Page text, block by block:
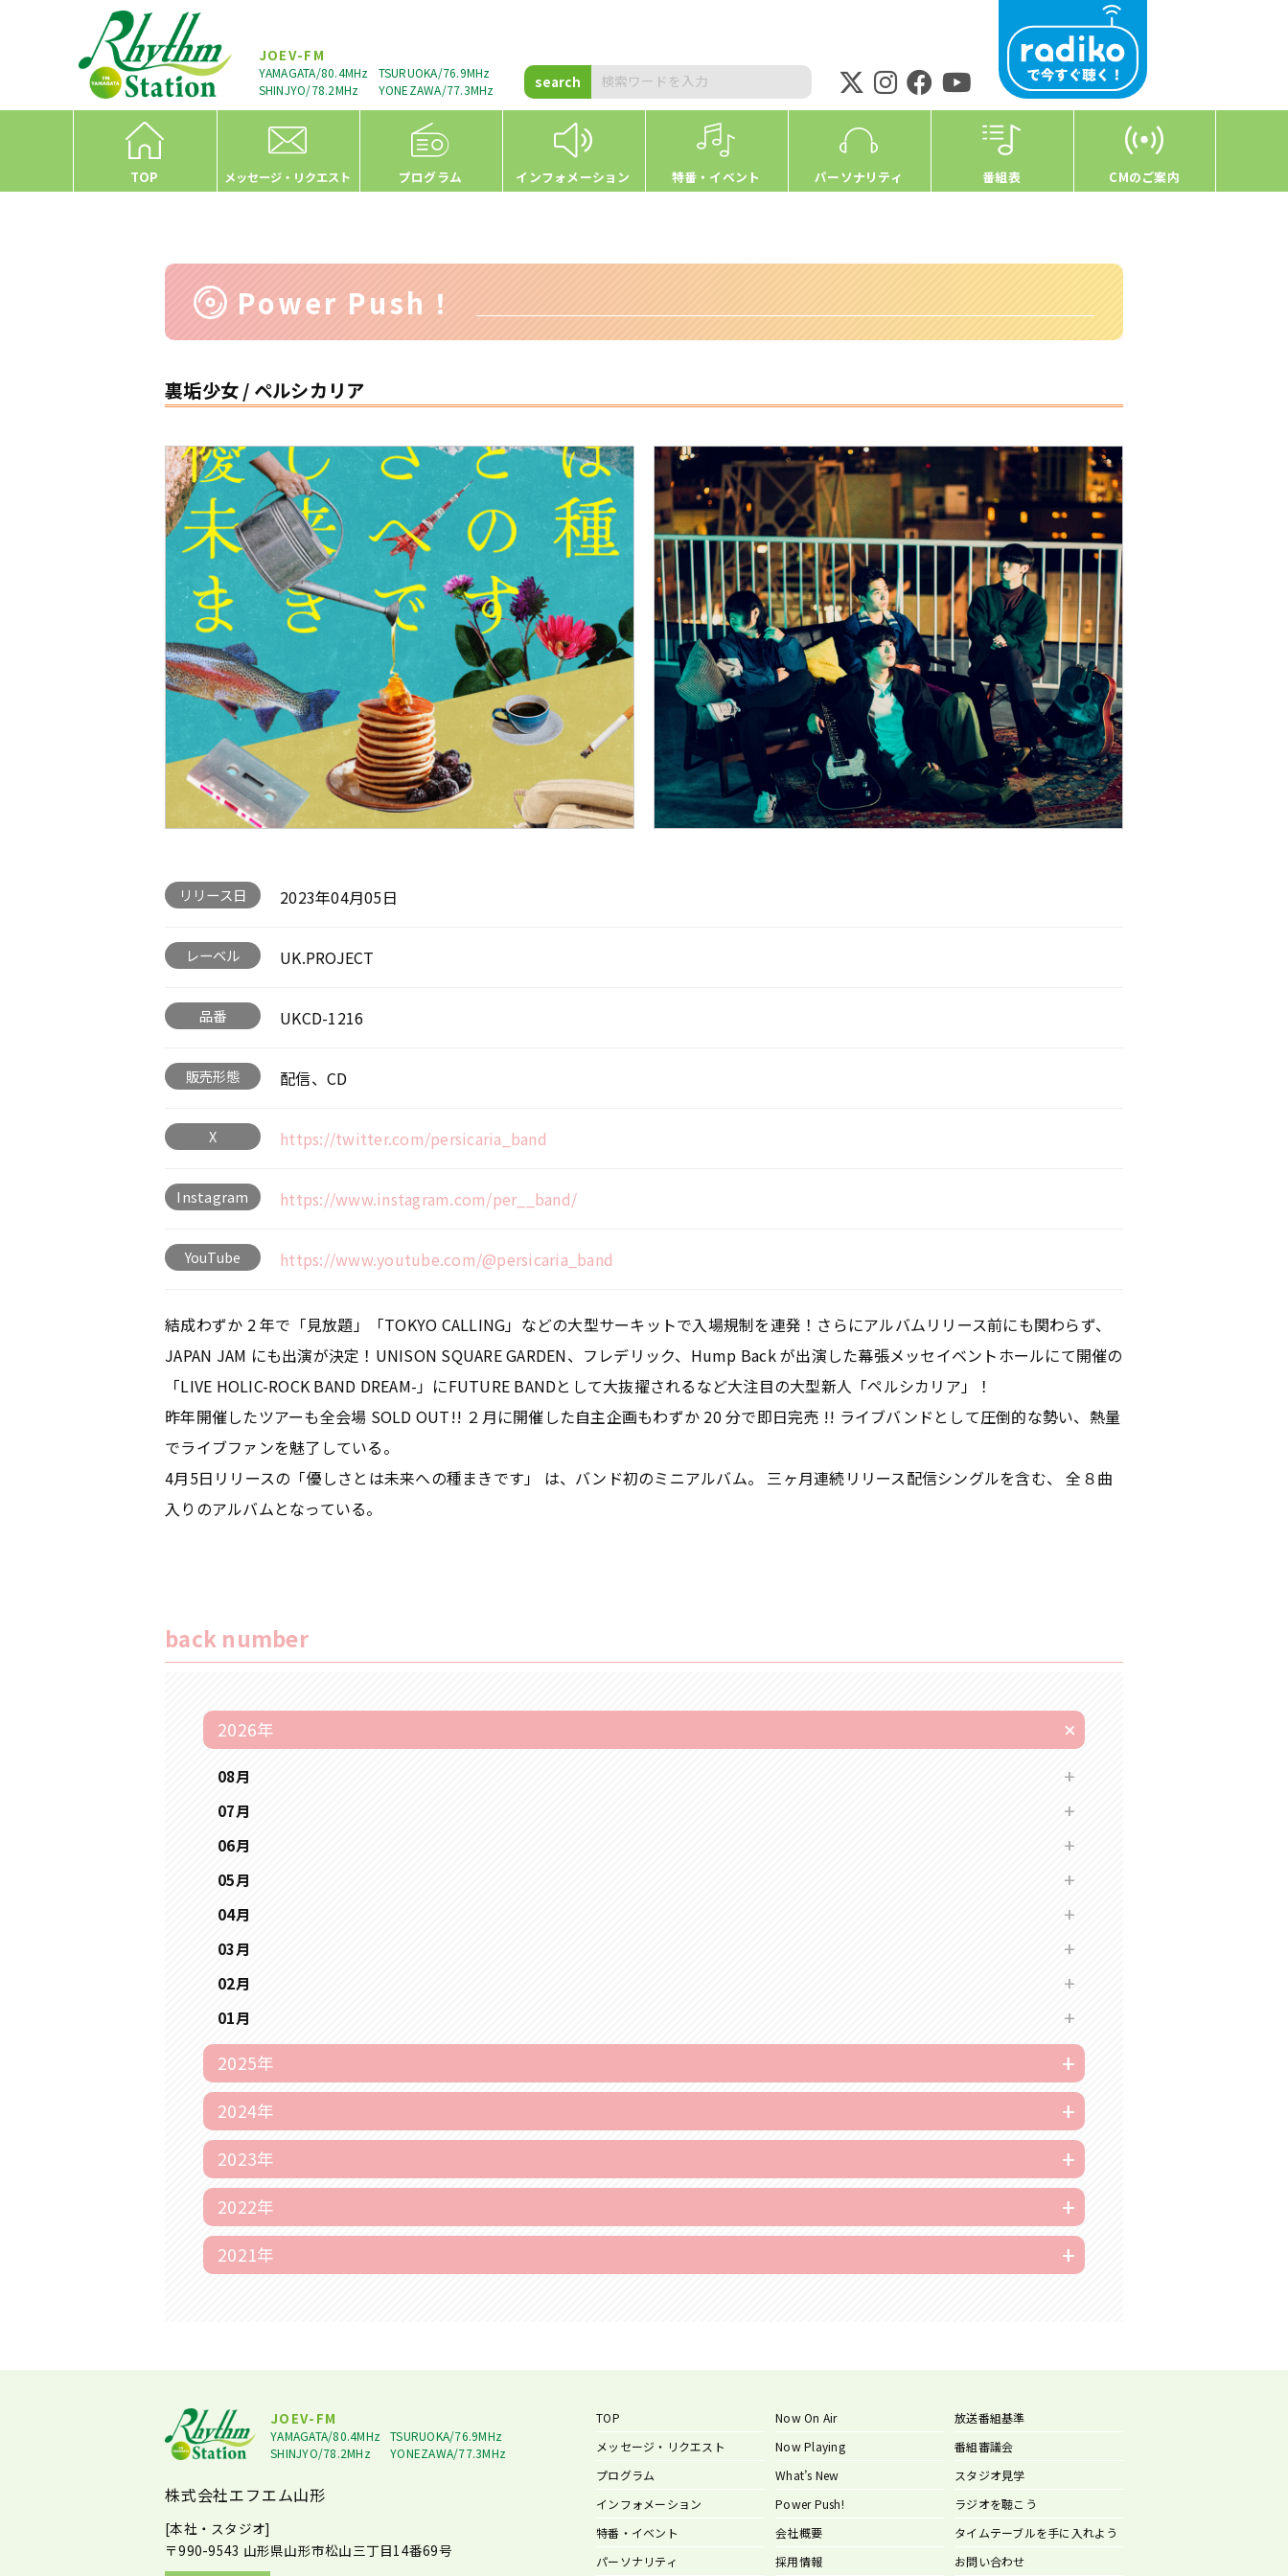
JOEV-FM
YAMAGATA/80.4MHz
TSURUOKA/76.9MHz
SHINJYO/78.2MHz
YONEZAWA/77.3MHz search
TOP メッセージ・リクエスト プログラム インフォメーション 特番・イベント パーソナリティ 番組表 CMのご案内
Power Push！
裏垢少女 / ペルシカリア
リリース日 2023年04月05日
レーベル UK.PROJECT
品番 UKCD-1216
販売形態 配信、CD
X https://twitter.com/persicaria_band
Instagram https://www.instagram.com/per__band/
YouTube https://www.youtube.com/@persicaria_band
結成わずか 2 年で「見放題」「TOKYO CALLING」などの大型サーキットで入場規制を連発！さらにアルバムリリース前にも関わらず、
JAPAN JAM にも出演が決定！UNISON SQUARE GARDEN、フレデリック、Hump Back が出演した幕張メッセイベントホールにて開催の
「LIVE HOLIC-ROCK BAND DREAM-」にFUTURE BANDとして大抜擢されるなど大注目の大型新人「ペルシカリア」！
昨年開催したツアーも全会場 SOLD OUT!! ２月に開催した自主企画もわずか 20 分で即日完売 !! ライブバンドとして圧倒的な勢い、熱量
でライブファンを魅了している。
4月5日リリースの「優しさとは未来への種まきです」 は、バンド初のミニアルバム。 三ヶ月連続リリース配信シングルを含む、 全８曲
入りのアルバムとなっている。
back number
2026年
08月
07月
06月
05月
04月
03月
02月
01月
2025年
2024年
2023年
2022年
2021年
JOEV-FM
YAMAGATA/80.4MHz
TSURUOKA/76.9MHz
SHINJYO/78.2MHz
YONEZAWA/77.3MHz
株式会社エフエム山形
[本社・スタジオ]
〒990-9543 山形県山形市松山三丁目14番69号
TOP
メッセージ・リクエスト
プログラム
インフォメーション
特番・イベント
パーソナリティ
Now On Air
Now Playing
What’s New
Power Push!
会社概要
採用情報
放送番組基準
番組審議会
スタジオ見学
ラジオを聴こう
タイムテーブルを手に入れよう
お問い合わせ